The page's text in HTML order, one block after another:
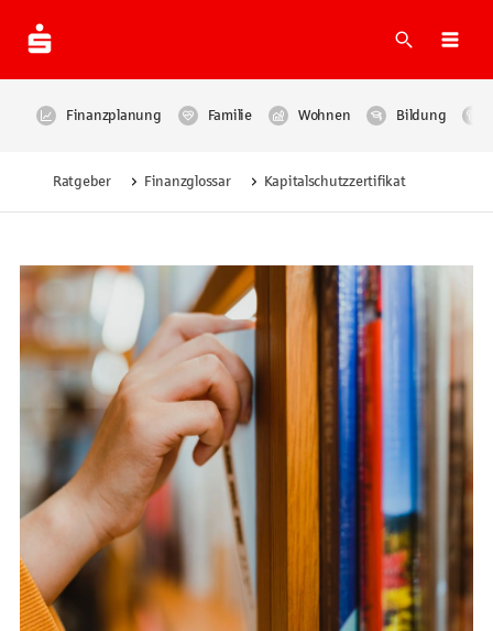
Suche
Finanzplanung Familie Wohnen Bildung
Ratgeber Finanzglossar Kapitalschutzzertifikat